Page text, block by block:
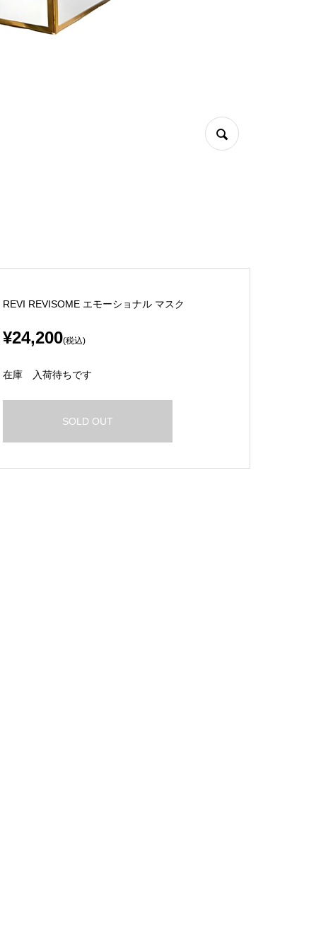
REVI REVISOME エモーショナル マスク
¥24,200(税込)
在庫 入荷待ちです
SOLD OUT